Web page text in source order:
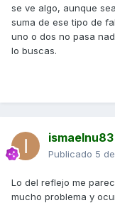
se ve algo, aunque
suma de ese tipo de
uno o dos no pasa
lo buscas.
ismaelnu83
Publicado 5
Lo del reflejo me
mucho problema y